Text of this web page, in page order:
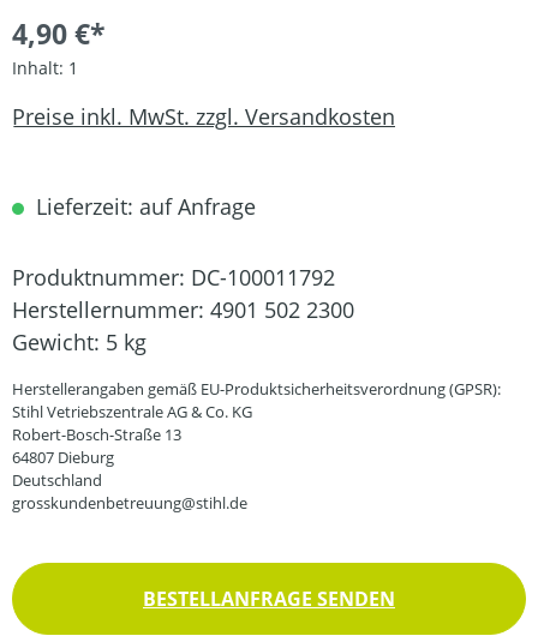
4,90 €*
Inhalt: 1
Preise inkl. MwSt. zzgl. Versandkosten
Lieferzeit: auf Anfrage
Produktnummer: DC-100011792
Herstellernummer: 4901 502 2300
Gewicht: 5 kg
Herstellerangaben gemäß EU-Produktsicherheitsverordnung (GPSR):
Stihl Vetriebszentrale AG & Co. KG
Robert-Bosch-Straße 13
64807 Dieburg
Deutschland
grosskundenbetreuung@stihl.de
BESTELLANFRAGE SENDEN